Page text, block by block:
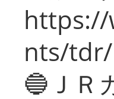
https://
nts/tdr/
🔵ＪＲ